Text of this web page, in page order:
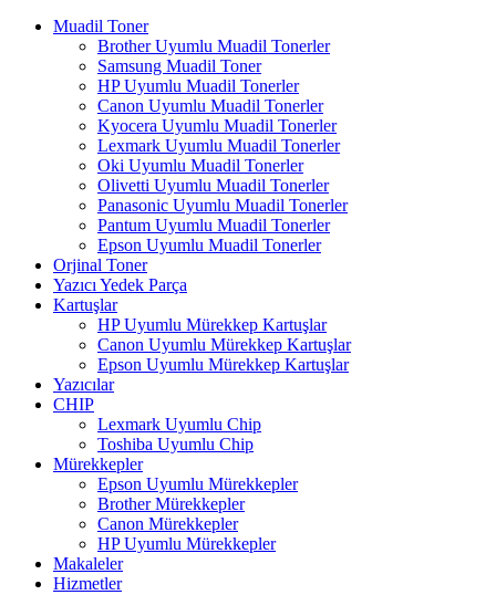
Muadil Toner
Brother Uyumlu Muadil Tonerler
Samsung Muadil Toner
HP Uyumlu Muadil Tonerler
Canon Uyumlu Muadil Tonerler
Kyocera Uyumlu Muadil Tonerler
Lexmark Uyumlu Muadil Tonerler
Oki Uyumlu Muadil Tonerler
Olivetti Uyumlu Muadil Tonerler
Panasonic Uyumlu Muadil Tonerler
Pantum Uyumlu Muadil Tonerler
Epson Uyumlu Muadil Tonerler
Orjinal Toner
Yazıcı Yedek Parça
Kartuşlar
HP Uyumlu Mürekkep Kartuşlar
Canon Uyumlu Mürekkep Kartuşlar
Epson Uyumlu Mürekkep Kartuşlar
Yazıcılar
CHIP
Lexmark Uyumlu Chip
Toshiba Uyumlu Chip
Mürekkepler
Epson Uyumlu Mürekkepler
Brother Mürekkepler
Canon Mürekkepler
HP Uyumlu Mürekkepler
Makaleler
Hizmetler